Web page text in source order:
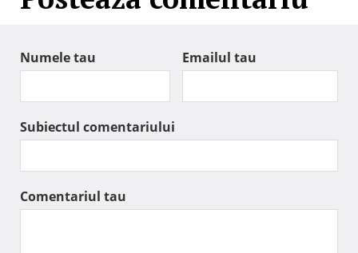
Numele tau Emailul tau
Subiectul comentariului
Comentariul tau